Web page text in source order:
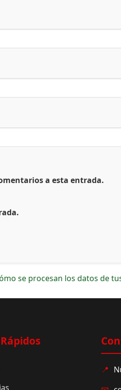
a esta entrada.
se procesan los datos de
📍